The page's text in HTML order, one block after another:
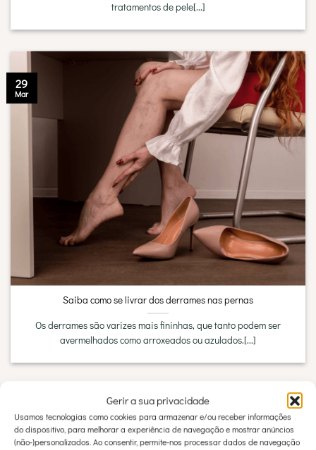
Gerir a sua privacidade
Usamos tecnologias como cookies para armazenar e/ou receber informações
do dispositivo, para melhorar a experiência de navegação e mostrar anúncios
(não-)personalizados. Ao consentir, permite-nos processar dados de navegação
tratamentos de pele[...]
Saiba como se livrar dos derrames nas pernas
Os derrames são varizes mais fininhas, que tanto podem ser
avermelhados como arroxeados ou azulados.[...]
29
Mar
ÚLTIMOS ARTIGOS